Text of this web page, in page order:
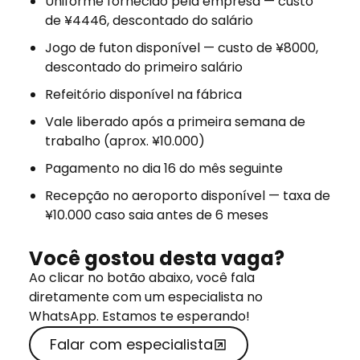
de ¥4446, descontado do salário
Jogo de futon disponível — custo de ¥8000,
descontado do primeiro salário
Refeitório disponível na fábrica
Vale liberado após a primeira semana de
trabalho (aprox. ¥10.000)
Pagamento no dia 16 do mês seguinte
Recepção no aeroporto disponível — taxa de
¥10.000 caso saia antes de 6 meses
Você gostou desta vaga?
Ao clicar no botão abaixo, você fala
diretamente com um especialista no
WhatsApp. Estamos te esperando!
Falar com especialista